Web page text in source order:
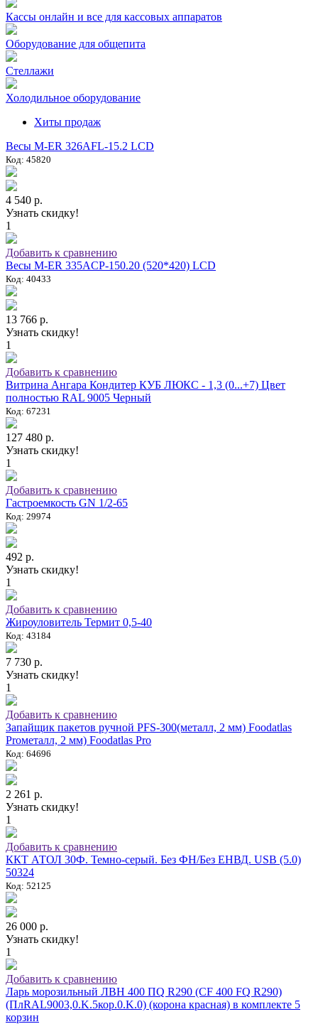
Кассы онлайн и все для кассовых аппаратов
Оборудование для общепита
Стеллажи
Холодильное оборудование
Хиты продаж
Весы M-ER 326AFL-15.2 LCD
Код: 45820
4 540 р.
Узнать скидку!
1
Добавить к сравнению
Весы M-ER 335ACP-150.20 (520*420) LCD
Код: 40433
13 766 р.
Узнать скидку!
1
Добавить к сравнению
Витрина Ангара Кондитер КУБ ЛЮКС - 1,3 (0...+7) Цвет
полностью RAL 9005 Черный
Код: 67231
127 480 р.
Узнать скидку!
1
Добавить к сравнению
Гастроемкость GN 1/2-65
Код: 29974
492 р.
Узнать скидку!
1
Добавить к сравнению
Жироуловитель Термит 0,5-40
Код: 43184
7 730 р.
Узнать скидку!
1
Добавить к сравнению
Запайщик пакетов ручной PFS-300(металл, 2 мм) Foodatlas
Proметалл, 2 мм) Foodatlas Pro
Код: 64696
2 261 р.
Узнать скидку!
1
Добавить к сравнению
ККТ АТОЛ 30Ф. Темно-серый. Без ФН/Без ЕНВД. USB (5.0)
50324
Код: 52125
26 000 р.
Узнать скидку!
1
Добавить к сравнению
Ларь морозильный ЛВН 400 ПQ R290 (СF 400 FQ R290)
(ПлRAL9003,0.K.5кор.0.K.0) (корона красная) в комплекте 5
корзин